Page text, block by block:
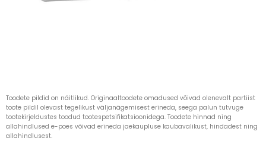
Toodete pildid on näitlikud. Originaaltoodete omadused võivad olenevalt partiist
toote pildil olevast tegelikust väljanägemisest erineda, seega palun tutvuge
tootekirjeldustes toodud tootespetsifikatsioonidega. Toodete hinnad ning
allahindlused e-poes võivad erineda jaekaupluse kaubavalikust, hindadest ning
allahindlusest.